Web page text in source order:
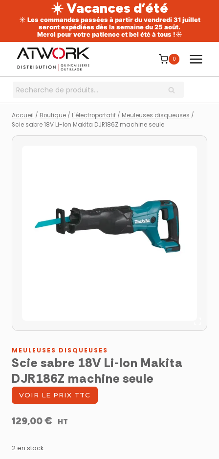
☀️ Vacances d’été
☀️ Les commandes passées à partir du vendredi 31 juillet
seront expédiées dès la semaine du 25 août.
Merci pour votre patience et bel été à tous !☀️
contenu
0
Recherche
RECHERCHE
Accueil / Boutique / L'électroportatif / Meuleuses disqueuses /
Scie sabre 18V Li-Ion Makita DJR186Z machine seule
MEULEUSES DISQUEUSES
Scie sabre 18V Li-Ion Makita
DJR186Z machine seule
VOIR LE PRIX TTC
129,00€ HT
2 en stock